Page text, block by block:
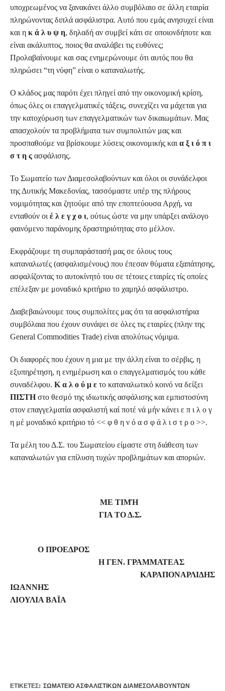
υποχρεωμένος να ξανακάνει άλλο συμβόλαιο σε άλλη εταιρία
πληρώνοντας διπλά ασφάλιστρα. Αυτό που εμάς ανησυχεί είναι
και η κ ά λ υ ψ η, δηλαδή αν συμβεί κάτι σε οποιονδήποτε και
είναι ακάλυπτος, ποιος θα αναλάβει τις ευθύνες;
Προλαβαίνουμε και σας ενημερώνουμε ότι αυτός που θα
πληρώσει “τη νύφη” είναι ο καταναλωτής.
Ο κλάδος μας παρότι έχει πληγεί από την οικονομική κρίση,
όπως όλες οι επαγγελματικές τάξεις, συνεχίζει να μάχεται για
την κατοχύρωση των επαγγελματικών των δικαιωμάτων. Μας
απασχολούν τα προβλήματα των συμπολιτών μας και
προσπαθούμε να βρίσκουμε λύσεις οικονομικής και α ξ ι ό π ι
σ τ η ς ασφάλισης.
Το Σωματείο των Διαμεσολαβούντων και όλοι οι συνάδελφοι
της Δυτικής Μακεδονίας, τασσόμαστε υπέρ της πλήρους
νομιμότητας και ζητούμε από την εποπτεύουσα Αρχή, να
ενταθούν οι έ λ ε γ χ ο ι, ούτως ώστε να μην υπάρξει ανάλογο
φαινόμενο παράνομης δραστηριότητας στο μέλλον.
Εκφράζουμε τη συμπαράστασή μας σε όλους τους
καταναλωτές (ασφαλισμένους) που έπεσαν θύματα εξαπάτησης,
ασφαλίζοντας το αυτοκίνητό του σε τέτοιες εταιρίες τίς οποίες
επέλεξαν με μοναδικό κριτήριο το χαμηλό ασφάλιστρο.
Διαβεβαιώνουμε τους συμπολίτες μας ότι τα ασφαλιστήρια
συμβόλαια που έχουν συνάψει σε όλες τις εταιρίες (πλην της
General Commodities Trade) είναι απολύτως νόμιμα.
Οι διαφορές που έχουν η μια με την άλλη είναι το σέρβις, η
εξυπηρέτηση, η ενημέρωση και ο επαγγελματισμός του κάθε
συναδέλφου. Κ α λ ο ύ μ ε το καταναλωτικό κοινό να δείξει
ΠΙΣΤΗστο θεσμό της ιδιωτικής ασφάλισης και εμπιστοσύνη
στον επαγγελματία ασφαλιστή καί ποτέ νά μήν κάνει ε π ι λ ο γ
η μέ μοναδικό κριτήριο τό << φ θ η ν ό α σ φ ά λ ι σ τ ρ ο >>.
Τα μέλη του Δ.Σ. του Σωματείου είμαστε στη διάθεση των
καταναλωτών για επίλυση τυχών προβλημάτων και αποριών.
ΜΕ ΤΙΜΉ
ΓΙΑ ΤΟ Δ.Σ.
Ο ΠΡΟΕΔΡΟΣ
Η ΓΕΝ. ΓΡΑΜΜΑΤΕΑΣ
ΚΑΡΑΠΟΝΑΡΛΙΔΗΣ
ΛΙΟΥΛΙΑ ΒΑΪΑ
ΕΤΙΚΕΤΕΣ: ΣΩΜΑΤΕΊΟ ΑΣΦΑΛΙΣΤΙΚΏΝ ΔΙΑΜΕΣΟΛΑΒΟΎΝΤΩΝ